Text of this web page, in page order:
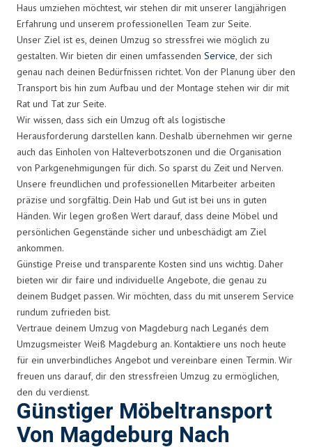
Haus umziehen möchtest, wir stehen dir mit unserer langjährigen
Erfahrung und unserem professionellen Team zur Seite.
Unser Ziel ist es, deinen Umzug so stressfrei wie möglich zu
gestalten. Wir bieten dir einen umfassenden Service, der sich
genau nach deinen Bedürfnissen richtet. Von der Planung über den
Transport bis hin zum Aufbau und der Montage stehen wir dir mit
Rat und Tat zur Seite.
Wir wissen, dass sich ein Umzug oft als logistische
Herausforderung darstellen kann. Deshalb übernehmen wir gerne
auch das Einholen von Halteverbotszonen und die Organisation
von Parkgenehmigungen für dich. So sparst du Zeit und Nerven.
Unsere freundlichen und professionellen Mitarbeiter arbeiten
präzise und sorgfältig. Dein Hab und Gut ist bei uns in guten
Händen. Wir legen großen Wert darauf, dass deine Möbel und
persönlichen Gegenstände sicher und unbeschädigt am Ziel
ankommen.
Günstige Preise und transparente Kosten sind uns wichtig. Daher
bieten wir dir faire und individuelle Angebote, die genau zu
deinem Budget passen. Wir möchten, dass du mit unserem Service
rundum zufrieden bist.
Vertraue deinem Umzug von Magdeburg nach Leganés dem
Umzugsmeister Weiß Magdeburg an. Kontaktiere uns noch heute
für ein unverbindliches Angebot und vereinbare einen Termin. Wir
freuen uns darauf, dir den stressfreien Umzug zu ermöglichen,
den du verdienst.
Günstiger Möbeltransport
Von Magdeburg Nach